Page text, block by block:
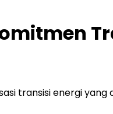
transisi energi